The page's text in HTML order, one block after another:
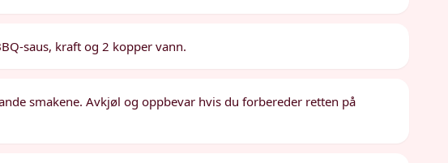
saus, kraft og 2 kopper vann.
smakene. Avkjøl og oppbevar hvis du forbereder retten på